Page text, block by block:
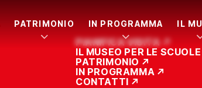
PATRIMONIO IN PROGRAMMA IL
PIANIFICA VISITA
IL MUSEO PER LE SCUOLE
PATRIMONIO
IN PROGRAMMA
CONTATTI